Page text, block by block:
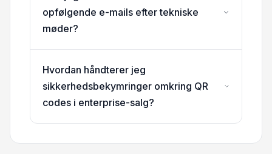
opfølgende e-mails efter tekniske
møder?
Hvordan håndterer jeg
sikkerhedsbekymringer omkring QR
codes i enterprise-salg?